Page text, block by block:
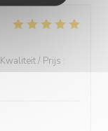
Kwaliteit / Prijs :